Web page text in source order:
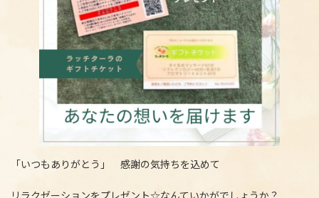
「いつもありがとう」 感謝の気持ちを込めて
リラクゼーションをプレゼント☆なんていかがでしょうか？